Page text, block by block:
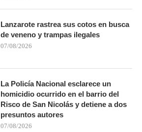
Lanzarote rastrea sus cotos en busca
de veneno y trampas ilegales
07/08/2026
La Policía Nacional esclarece un
homicidio ocurrido en el barrio del
Risco de San Nicolás y detiene a dos
presuntos autores
07/08/2026